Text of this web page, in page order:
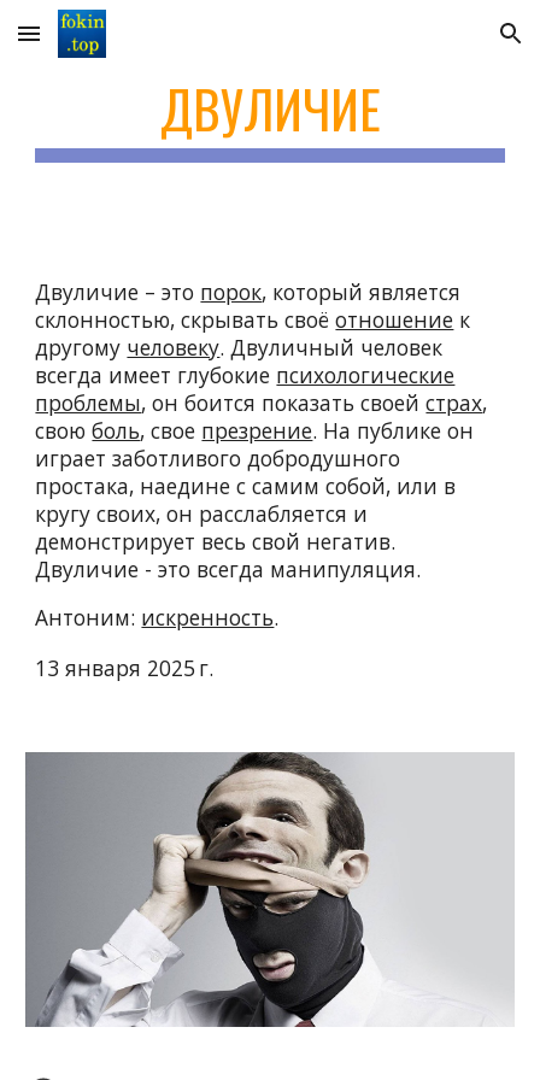
Skip to main content Skip to navigation
ДВУЛИЧИЕ
Двуличие – это порок, который является
склонностью, скрывать своёотношение к
другому человеку. Двуличный человек
всегда имеет глубокие психологические
проблемы, он боится показать своейстрах,
своюболь, свое презрение. На публике он
играет заботливого добродушного
простака, наедине с самим собой, или в
кругу своих, он расслабляется и
демонстрирует весь свой негатив.
Двуличие - это всегда манипуляция.
Антоним: искренность.
13 января 2025 г.